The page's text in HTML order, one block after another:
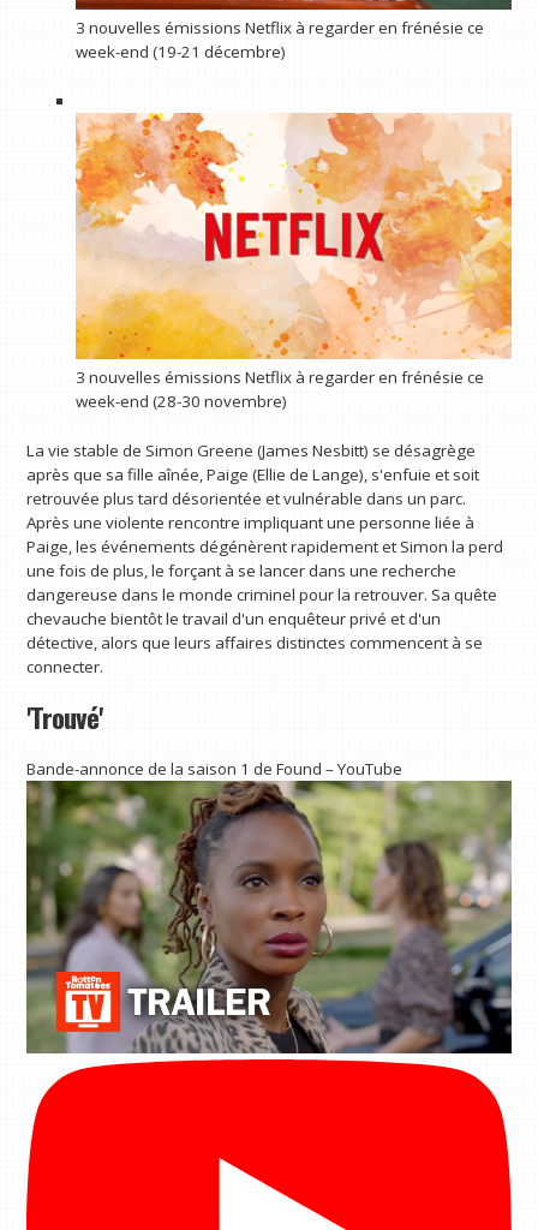
3 nouvelles émissions Netflix à regarder en frénésie ce
week-end (19-21 décembre)
3 nouvelles émissions Netflix à regarder en frénésie ce
week-end (28-30 novembre)
La vie stable de Simon Greene (James Nesbitt) se désagrège
après que sa fille aînée, Paige (Ellie de Lange), s'enfuie et soit
retrouvée plus tard désorientée et vulnérable dans un parc.
Après une violente rencontre impliquant une personne liée à
Paige, les événements dégénèrent rapidement et Simon la perd
une fois de plus, le forçant à se lancer dans une recherche
dangereuse dans le monde criminel pour la retrouver. Sa quête
chevauche bientôt le travail d'un enquêteur privé et d'un
détective, alors que leurs affaires distinctes commencent à se
connecter.
'Trouvé'
Bande-annonce de la saison 1 de Found – YouTube